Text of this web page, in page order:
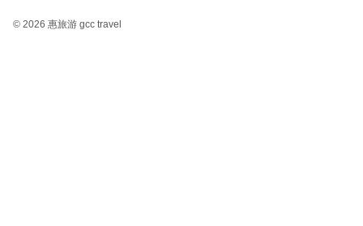
© 2026 惠旅游 gcc travel